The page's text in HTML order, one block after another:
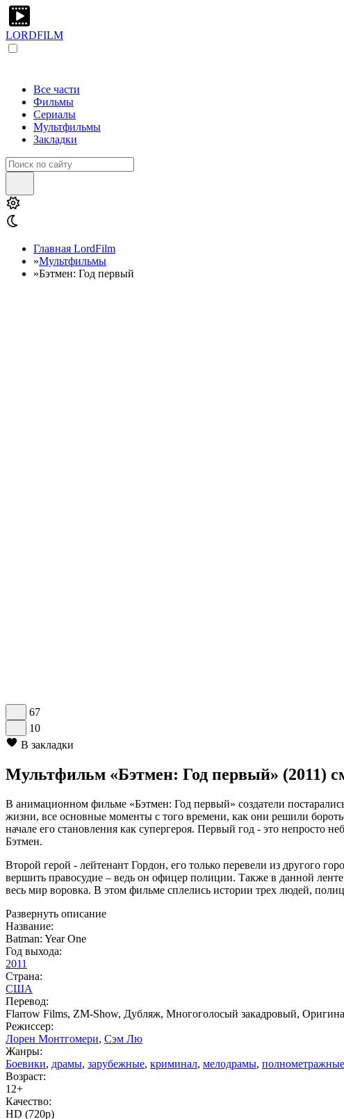
LORDFILM
Все части
Фильмы
Сериалы
Мультфильмы
Закладки
Главная LordFilm
»Мультфильмы
»Бэтмен: Год первый
67
10
В закладки
Мультфильм «Бэтмен: Год первый» (2011)
В анимационном фильме «Бэтмен: Год первый» создатели
жизни, все основные моменты с того времени, как они решили
начале его становления как супергероя. Первый год - это непросто
Бэтмен.
Второй герой - лейтенант Гордон, его только перевели из другого
вершить правосудие – ведь он офицер полиции. Также в данной
весь мир воровка. В этом фильме сплелись истории трех людей,
Развернуть описание
Название:
Batman: Year One
Год выхода:
2011
Страна:
США
Перевод:
Flarrow Films, ZM-Show, Дубляж, Многоголосый закадровый,
Режиссер:
Лорен Монтгомери, Сэм Лю
Жанры:
Боевики, драмы, зарубежные, криминал, мелодрамы, полнометражные
Возраст:
12+
Качество:
HD (720p)